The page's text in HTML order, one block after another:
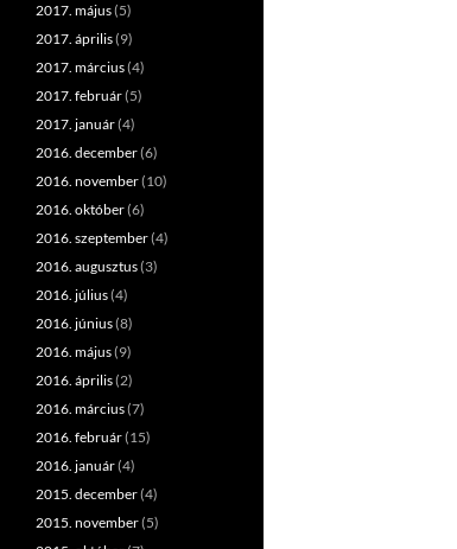
2017. május(5)
2017. április(9)
2017. március(4)
2017. február(5)
2017. január(4)
2016. december(6)
2016. november(10)
2016. október(6)
2016. szeptember(4)
2016. augusztus(3)
2016. július(4)
2016. június(8)
2016. május(9)
2016. április(2)
2016. március(7)
2016. február(15)
2016. január(4)
2015. december(4)
2015. november(5)